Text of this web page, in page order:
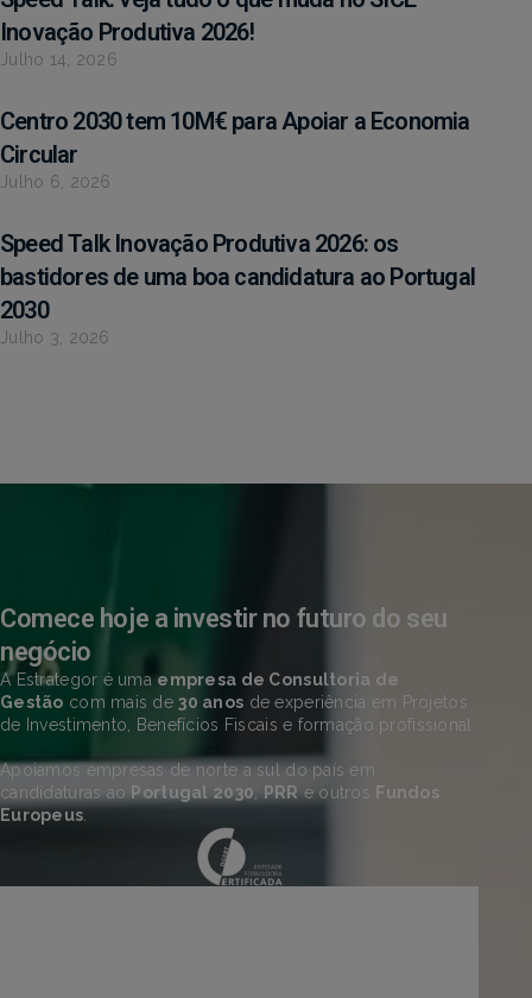
Inovação Produtiva 2026!
Julho 14, 2026
Centro 2030 tem 10M€ para Apoiar a Economia
Circular
Julho 6, 2026
Speed Talk Inovação Produtiva 2026: os
bastidores de uma boa candidatura ao Portugal
2030
Julho 3, 2026
Comece hoje a investir no futuro do seu
negócio
A Estrategor é uma empresa de Consultoria de
Gestão com mais de30 anos de experiência em Projetos
de Investimento, Benefícios Fiscais e formação profissional.
Apoiamos empresas de norte a sul do país em
candidaturas ao Portugal 2030 PRR e outros Fundos
Europeus